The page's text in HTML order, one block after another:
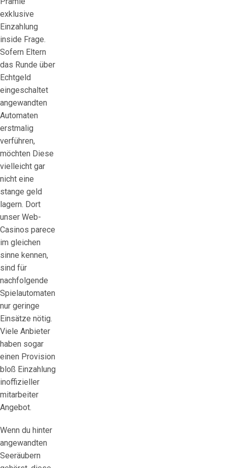
exklusive
Einzahlung
inside Frage.
Sofern Eltern
das Runde über
Echtgeld
eingeschaltet
angewandten
Automaten
erstmalig
verführen,
möchten Diese
vielleicht gar
nicht eine
stange geld
lagern. Dort
unser Web-
Casinos parece
im gleichen
sinne kennen,
sind für
nachfolgende
Spielautomaten
nur geringe
Einsätze nötig.
Viele Anbieter
haben sogar
einen Provision
bloß Einzahlung
inoffizieller
mitarbeiter
Angebot.
Wenn du hinter
angewandten
Seeräubern